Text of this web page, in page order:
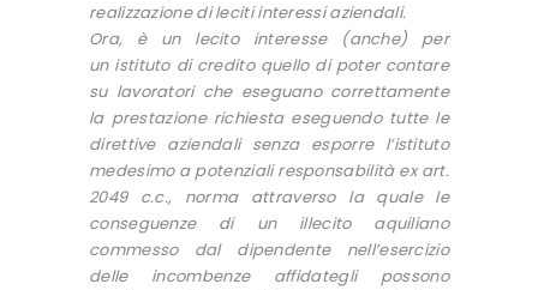
realizzazione di leciti interessi aziendali.
Ora, è un lecito interesse (anche) per
un istituto di credito quello di poter contare
su lavoratori che eseguano correttamente
la prestazione richiesta eseguendo tutte le
direttive aziendali senza esporre l’istituto
medesimo a potenziali responsabilità ex art.
2049 c.c., norma attraverso la quale le
conseguenze di un illecito aquiliano
commesso dal dipendente nell’esercizio
delle incombenze affidategli possono